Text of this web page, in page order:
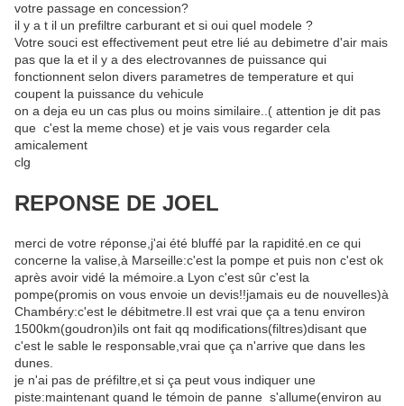
votre passage en concession?
il y a t il un prefiltre carburant et si oui quel modele ?
Votre souci est effectivement peut etre lié au debimetre d'air mais
pas que la et il y a des electrovannes de puissance qui
fonctionnent selon divers parametres de temperature et qui
coupent la puissance du vehicule
on a deja eu un cas plus ou moins similaire..( attention je dit pas
que c'est la meme chose) et je vais vous regarder cela
amicalement
clg
REPONSE DE JOEL
merci de votre réponse,j'ai été bluffé par la rapidité.en ce qui
concerne la valise,à Marseille:c'est la pompe et puis non c'est ok
après avoir vidé la mémoire.a Lyon c'est sûr c'est la
pompe(promis on vous envoie un devis!!jamais eu de nouvelles)à
Chambéry:c'est le débitmetre.Il est vrai que ça a tenu environ
1500km(goudron)ils ont fait qq modifications(filtres)disant que
c'est le sable le responsable,vrai que ça n'arrive que dans les
dunes.
je n'ai pas de préfiltre,et si ça peut vous indiquer une
piste:maintenant quand le témoin de panne s'allume(environ au